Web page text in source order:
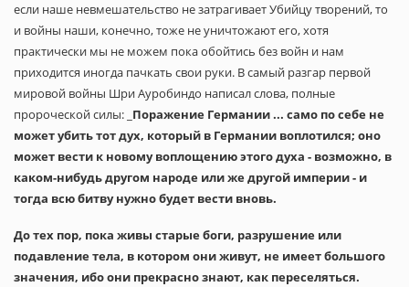
если наше невмешательство не затрагивает Убийцу творений, то
и войны наши, конечно, тоже не уничтожают его, хотя
практически мы не можем пока обойтись без войн и нам
приходится иногда пачкать свои руки. В самый разгар первой
мировой войны Шри Ауробиндо написал слова, полные
пророческой силы: _ Поражение Германии ... само по себе не
может убить тот дух, который в Германии воплотился; оно
может вести к новому воплощению этого духа - возможно, в
каком-нибудь другом народе или же другой империи - и
тогда всю битву нужно будет вести вновь.
До тех пор, пока живы старые боги, разрушение или
подавление тела, в котором они живут, не имеет большого
значения, ибо они прекрасно знают, как переселяться.